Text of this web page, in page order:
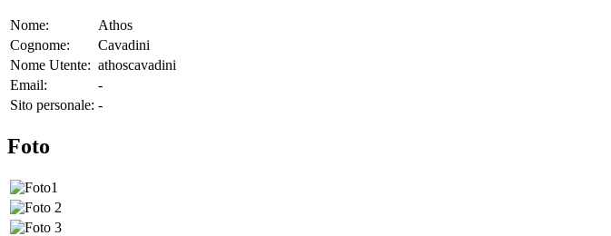
Nome:
Athos
Cognome:
Cavadini
Nome Utente: athoscavadini
Email:
-
Sito personale: -
Foto